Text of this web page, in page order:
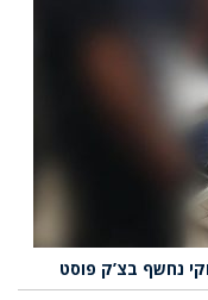
נחשף בצ’ק פוסט